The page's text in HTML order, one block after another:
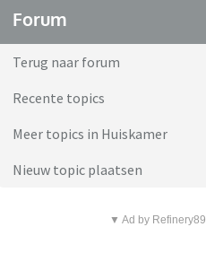
Forum
Terug naar forum
Recente topics
Meer topics in Huiskamer
Nieuw topic plaatsen
▼ Ad by Refinery89